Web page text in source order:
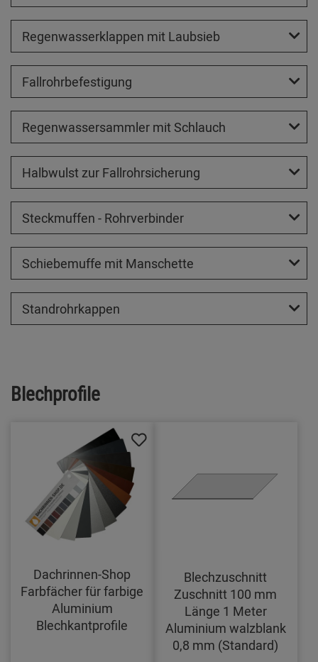
Regenwasserklappen mit Laubsieb
Fallrohrbefestigung
Regenwassersammler mit Schlauch
Halbwulst zur Fallrohrsicherung
Steckmuffen - Rohrverbinder
Schiebemuffe mit Manschette
Standrohrkappen
Blechprofile
Dachrinnen-Shop
Farbfächer für farbige
Aluminium
Blechkantprofile
Blechzuschnitt
Zuschnitt 100 mm
Länge 1 Meter
Aluminium walzblank
0,8 mm (Standard)